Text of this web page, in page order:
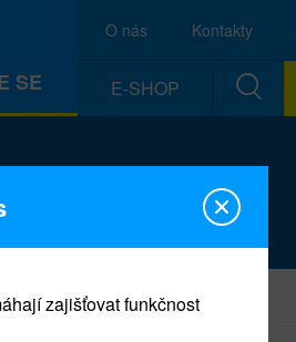
SE
O nás Kontakty
E-SHOP
zajišťovat funkčnost